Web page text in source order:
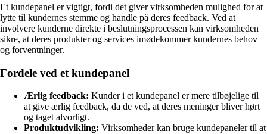
Et kundepanel er vigtigt, fordi det giver virksomheden mulighed for at
lytte til kundernes stemme og handle på deres feedback. Ved at
involvere kunderne direkte i beslutningsprocessen kan virksomheden
sikre, at deres produkter og services imødekommer kundernes behov
og forventninger.
Fordele ved et kundepanel
Ærlig feedback: Kunder i et kundepanel er mere tilbøjelige til
at give ærlig feedback, da de ved, at deres meninger bliver hørt
og taget alvorligt.
Produktudvikling: Virksomheder kan bruge kundepaneler til at